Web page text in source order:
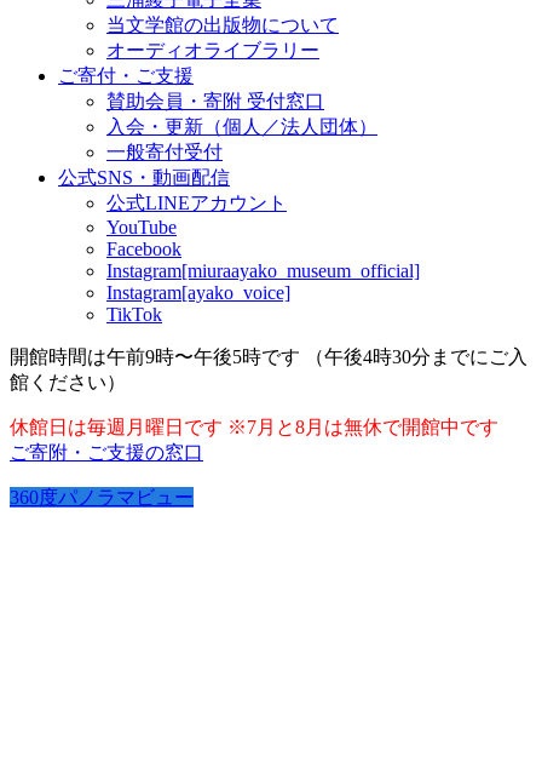
当文学館の出版物について
オーディオライブラリー
ご寄付・ご支援
賛助会員・寄附 受付窓口
入会・更新（個人／法人団体）
一般寄付受付
公式SNS・動画配信
公式LINEアカウント
YouTube
Facebook
Instagram[miuraayako_museum_official]
Instagram[ayako_voice]
TikTok
開館時間は午前9時〜午後5時です （午後4時30分までにご入
館ください）
休館日は毎週月曜日です ※7月と8月は無休で開館中です
ご寄附・ご支援の窓口
360度パノラマビュー